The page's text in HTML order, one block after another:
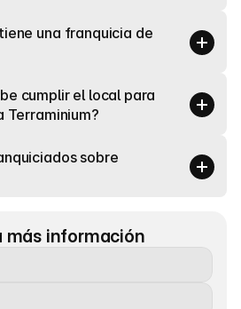
una franquicia de
cumplir el local para
Terraminium?
sobre
más información